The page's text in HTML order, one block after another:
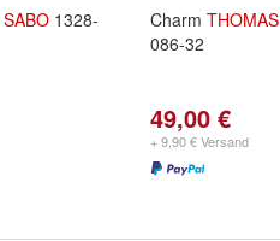
SABO 1328-
Charm THOMAS
086-32
49,00 €
+ 9,90 € Versand